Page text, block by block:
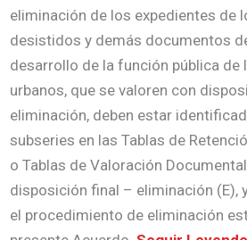
eliminación de los expedientes de
desistidos y demás documentos
desarrollo de la función pública de
urbanos, que se valoren con
eliminación, deben estar
subseries en las Tablas de
o Tablas de Valoración
disposición final – eliminación (E),
el procedimiento de eliminación